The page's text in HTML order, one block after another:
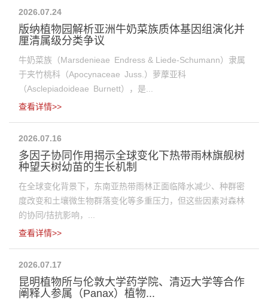
2026.07.24
版纳植物园解析亚洲牛奶菜族质体基因组演化并
厘清属级分类争议
牛奶菜族（Marsdenieae Endress & Liede-Schumann）隶属
于夹竹桃科（Apocynaceae Juss.）萝藦亚科
（Asclepiadoideae Burnett），是...
查看详情>>
2026.07.16
多因子协同作用揭示全球变化下热带雨林旗舰树
种望天树幼苗的生长机制
在全球变化背景下，东南亚热带雨林正面临降水减少、种群密
度改变和土壤微生物群落变化等多重压力，但这些因素对森林
的协同/拮抗影响，...
查看详情>>
2026.07.17
昆明植物所与伦敦大学药学院、清迈大学等合作
阐释人参属（Panax）植物...